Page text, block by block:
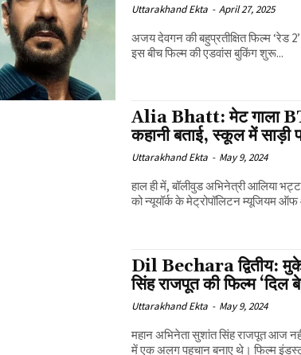
Uttarakhand Ekta - April 27, 2025
अजय देवगन की बहुप्रतीक्षित फिल्म ‘रेड
इस बीच फिल्म की एडवांस बुकिंग शुरू...
Alia Bhatt: मेट गाला
कहानी बताई, स्कूल में साड़ी
Uttarakhand Ekta - May 9, 2024
हाल ही में, बॉलीवुड अभिनेत्री आलिया
को न्यूयॉर्क के मेट्रोपॉलिटन म्यूजियम ऑफ
Dil Bechara द्वितीय:
सिंह राजपूत की फिल्म ‘दिल
Uttarakhand Ekta - May 9, 2024
महान अभिनेता सुशांत सिंह राजपूत आज
में एक अलग पहचान बनाए थे। फिल्म